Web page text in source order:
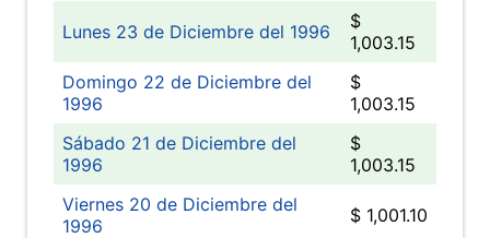
Lunes 23 de Diciembre del 1996
$
1,003.15
Domingo 22 de Diciembre del
1996
$
1,003.15
Sábado 21 de Diciembre del
1996
$
1,003.15
Viernes 20 de Diciembre del
1996
$ 1,001.10